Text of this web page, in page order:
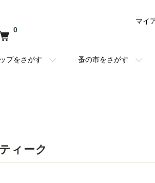
0
プをさがす 蚤の市をさがす
マイ
ィーク